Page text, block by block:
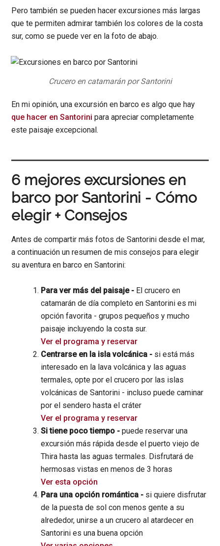
Pero también se pueden hacer excursiones más largas
que te permiten admirar también los colores de la costa
sur, como se puede ver en la foto de abajo.
Crucero en catamarán por Santorini
En mi opinión, una excursión en barco es algo que hay
que hacer en Santorini para apreciar completamente
este paisaje excepcional.
6 mejores excursiones en
barco por Santorini - Cómo
elegir + Consejos
Antes de compartir más fotos de Santorini desde el mar,
a continuación un resumen de mis consejos para elegir
su aventura en barco en Santorini:
Para ver más del paisaje - El crucero en
catamarán de día completo en Santorini es mi
opción favorita - grupos pequeños y mucho
paisaje incluyendo la costa sur.
Ver el programa y reservar
Centrarse en la isla volcánica - si está más
interesado en la lava volcánica y las aguas
termales, opte por el crucero por las islas
volcánicas de Santorini - incluso puede caminar
por el sendero hasta el cráter
Ver el programa y reservar
Si tiene poco tiempo - puede reservar una
excursión más rápida desde el puerto viejo de
Thira hasta las aguas termales. Disfrutará de
hermosas vistas en menos de 3 horas
Ver esta opción
Para una opción romántica - si quiere disfrutar
de la puesta de sol con menos gente a su
alrededor, unirse a un crucero al atardecer en
Santorini es una buena opción